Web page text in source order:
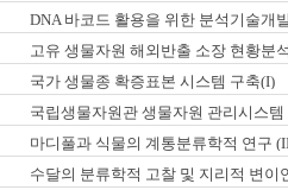
: I. 꿀풀과
DNA 바코드 활용을 위한 분석기술개
고유 생물자원 해외반출 소장 현황분
국가 생물종 확증표본 시스템 구축(I)
국립생물자원관 생물자원 관리시스
마디풀과 식물의 계통분류학적 연구
수달의 분류학적 고찰 및 지리적 변이